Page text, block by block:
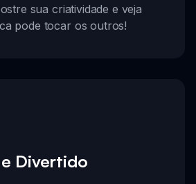
sua criatividade e veja
pode tocar os outros!
Divertido